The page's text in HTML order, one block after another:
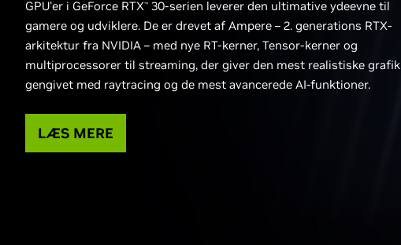
GPU'er i GeForce RTX™ 30-serien leverer den ultimative ydeevne til
gamere og udviklere. De er drevet af Ampere – 2. generations RTX-
arkitektur fra NVIDIA – med nye RT-kerner, Tensor-kerner og
multiprocessorer til streaming, der giver den mest realistiske grafik
gengivet med raytracing og de mest avancerede AI-funktioner.
LÆS MERE